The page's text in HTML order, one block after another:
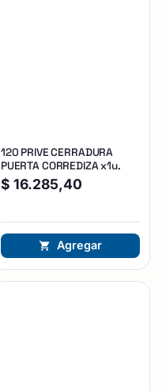
120 PRIVE CERRADURA
PUERTA CORREDIZA x1u.
$ 16.285,40
Agregar